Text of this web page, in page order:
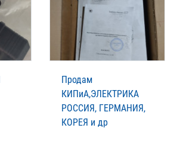
Продам
КИПиА,ЭЛЕКТРИКА
РОССИЯ, ГЕРМАНИЯ,
КОРЕЯ и др